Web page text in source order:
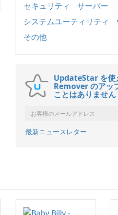
セキュリティ
サーバー
システムユーティリティ
その他
UpdateStar を使
Remover のアッ
ことはありません
最新ニュースレター